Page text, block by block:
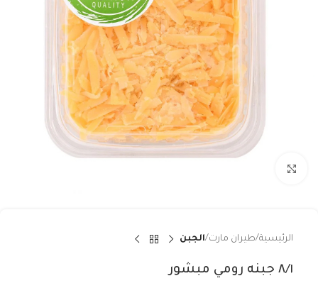
الرئيسية طيران مارت الجبن
٨/١ جبنه رومي مبشور